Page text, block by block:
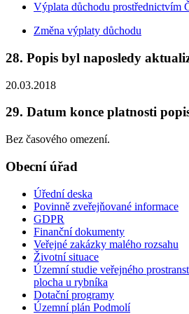
Výplata důchodu prostřednictvím
Změna výplaty důchodu
28. Popis byl naposledy
20.03.2018
29. Datum konce platnosti
Bez časového omezení.
Obecní úřad
Úřední deska
Povinně zveřejňované informace
GDPR
Finanční dokumenty
Veřejné zakázky malého rozsahu
Životní situace
Územní studie veřejného
plocha u rybníka
Dotační programy
Územní plán Podmolí